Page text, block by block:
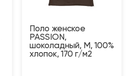
Поло женское
PASSION,
шоколадный, M, 100%
хлопок, 170 г/м2